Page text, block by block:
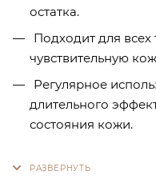
остатка.
Подходит для
чувствительную
Регулярное
длительного
состояния кожи.